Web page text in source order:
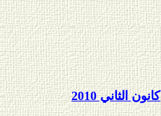
كانون الثاني 2010